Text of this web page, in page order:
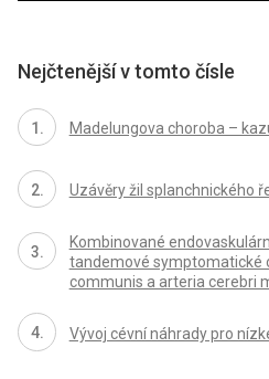
Nejčtenější v tomto čísle
Madelungova choroba –
Uzávěry žil splanchnického
Kombinované
tandemové symptomatické
communis a arteria cerebri
Vývoj cévní náhrady pro